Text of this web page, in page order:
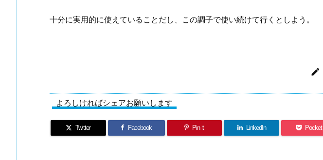
十分に実用的に使えていることだし、この調子で使い続けて行くとしよう。

よろしければシェアお願いします
Twitter Facebook Pin it LinkedIn Pocket